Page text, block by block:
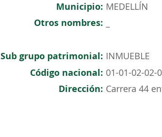
Municipio: MEDELLÍN
Otros nombres:
Sub grupo patrimonial: INMUEBLE
Código nacional: 01-01-02-02-
Dirección: Carrera 44